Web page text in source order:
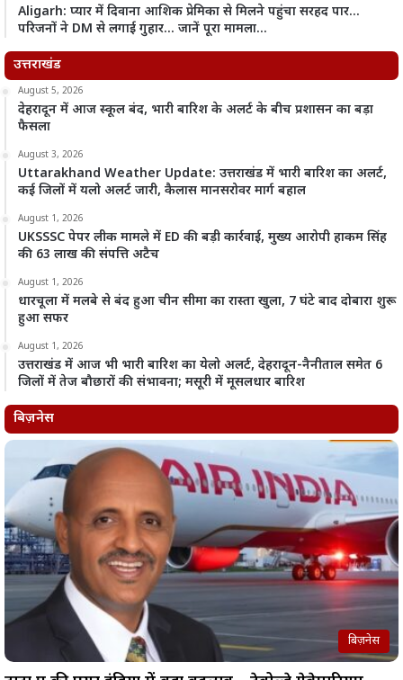
Aligarh: प्यार में दिवाना आशिक प्रेमिका से मिलने पहुंचा सरहद पार…
परिजनों ने DM से लगाई गुहार… जानें पूरा मामला…
उत्तराखंड
August 5, 2026
देहरादून में आज स्कूल बंद, भारी बारिश के अलर्ट के बीच प्रशासन का बड़ा
फैसला
August 3, 2026
Uttarakhand Weather Update: उत्तराखंड में भारी बारिश का अलर्ट,
कई जिलों में यलो अलर्ट जारी, कैलास मानसरोवर मार्ग बहाल
August 1, 2026
UKSSSC पेपर लीक मामले में ED की बड़ी कार्रवाई, मुख्य आरोपी हाकम सिंह
की 63 लाख की संपत्ति अटैच
August 1, 2026
धारचूला में मलबे से बंद हुआ चीन सीमा का रास्ता खुला, 7 घंटे बाद दोबारा शुरू
हुआ सफर
August 1, 2026
उत्तराखंड में आज भी भारी बारिश का येलो अलर्ट, देहरादून-नैनीताल समेत 6
जिलों में तेज बौछारों की संभावना; मसूरी में मूसलधार बारिश
बिज़नेस
बिज़नेस